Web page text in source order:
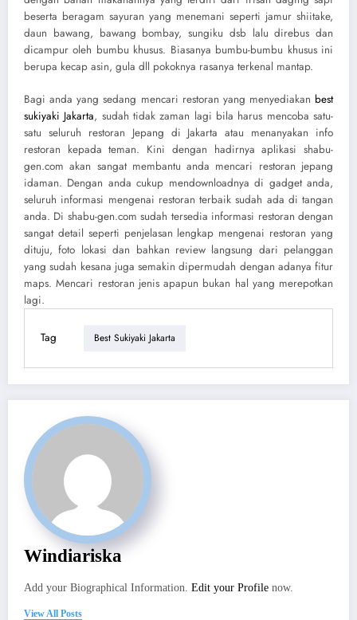
beserta beragam sayuran yang menemani seperti jamur shiitake,
daun bawang, bawang bombay, sungiku dsb lalu direbus dan
dicampur oleh bumbu khusus. Biasanya bumbu-bumbu khusus ini
berupa kecap asin, gula dll pokoknya rasanya terkenal mantap.
Bagi anda yang sedang mencari restoran yang menyediakan best
sukiyaki Jakarta, sudah tidak zaman lagi bila harus mencoba satu-
satu seluruh restoran Jepang di Jakarta atau menanyakan info
restoran kepada teman. Kini dengan hadirnya aplikasi shabu-
gen.com akan sangat membantu anda mencari restoran jepang
idaman. Dengan anda cukup mendownloadnya di gadget anda,
seluruh informasi mengenai restoran terbaik sudah ada di tangan
anda. Di shabu-gen.com sudah tersedia informasi restoran dengan
sangat detail seperti penjelasan lengkap mengenai restoran yang
dituju, foto lokasi dan bahkan review langsung dari pelanggan
yang sudah kesana juga semakin dipermudah dengan adanya fitur
maps. Mencari restoran jenis apapun bukan hal yang merepotkan
lagi.
Tag Best Sukiyaki Jakarta
Windiariska
Add your Biographical Information. Edit your Profile now.
View All Posts